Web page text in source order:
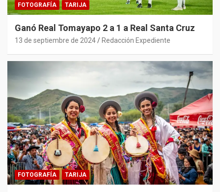
FOTOGRAFÍA TARIJA
Ganó Real Tomayapo 2 a 1 a Real Santa Cruz
13 de septiembre de 2024 Redacción Expediente
FOTOGRAFÍA TARIJA